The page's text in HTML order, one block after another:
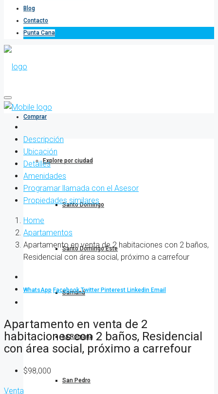
Blog
Contacto
Punta Cana
Comprar
Explore por ciudad
Santo Domingo
Santo Domingo Este
Samaná
La Romana
San Pedro
Descripción
Ubicación
Detalles
Amenidades
Programar llamada con el Asesor
Propiedades similares
Home
Apartamentos
Apartamento en venta de 2 habitaciones con 2 baños,
Residencial con área social, próximo a carrefour
WhatsApp FacebookTwitter Pinterest Linkedin Email
Apartamento en venta de 2
habitaciones con 2 baños, Residencial
con área social, próximo a carrefour
$98,000
Venta